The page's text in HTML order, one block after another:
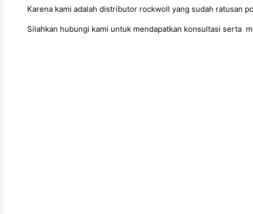
Karena kami adalah distributor rockwoll yang sudah ratusan
Silahkan hubungi kami untuk mendapatkan konsultasi serta